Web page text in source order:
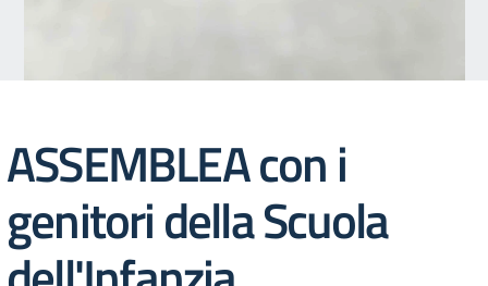
ASSEMBLEA con i
genitori della Scuola